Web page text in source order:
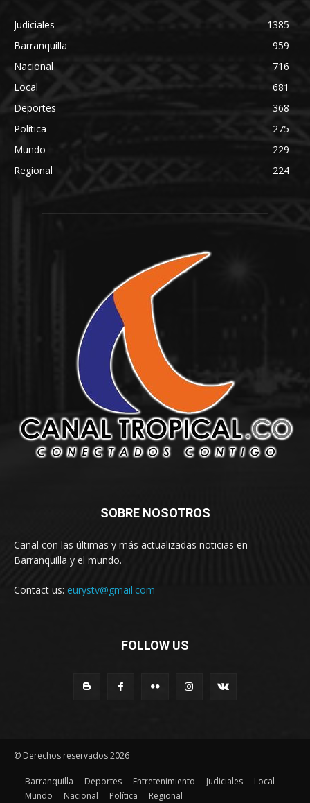
Judiciales
1385
Barranquilla
959
Nacional
716
Local
681
Deportes
368
Política
275
Mundo
229
Regional
224
SOBRE NOSOTROS
Canal con las últimas y más actualizadas noticias en
Barranquilla y el mundo.
Contact us: eurystv@gmail.com
FOLLOW US
© Derechos reservados 2026
Barranquilla Deportes Entretenimiento Judiciales
Local
Mundo
Nacional Política Regional